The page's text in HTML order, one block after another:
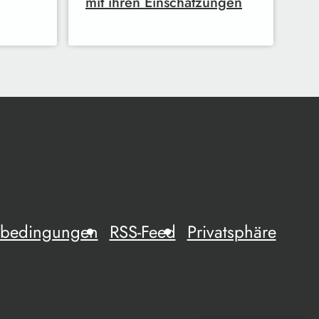
RSS-Feed Privatsphäre